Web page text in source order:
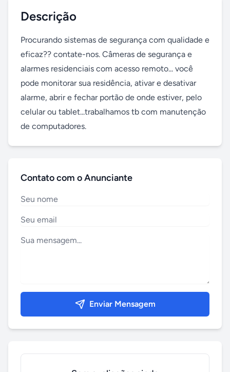
Descrição
Procurando sistemas de segurança com qualidade e
eficaz?? contate-nos. Câmeras de segurança e
alarmes residenciais com acesso remoto... você
pode monitorar sua residência, ativar e desativar
alarme, abrir e fechar portão de onde estiver, pelo
celular ou tablet...trabalhamos tb com manutenção
de computadores.
Contato com o Anunciante
Enviar Mensagem